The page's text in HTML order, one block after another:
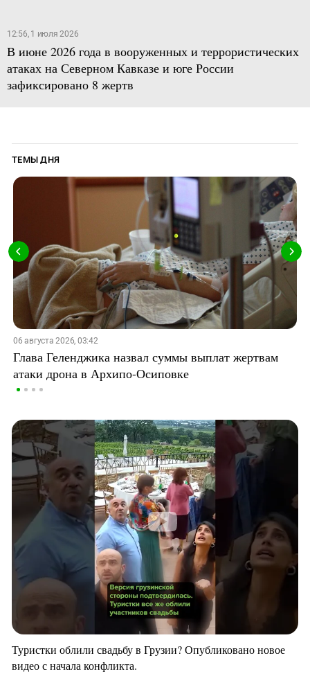
12:56, 1 июля 2026
В июне 2026 года в вооруженных и террористических
атаках на Северном Кавказе и юге России
зафиксировано 8 жертв
ТЕМЫ ДНЯ
06 августа 2026, 03:42
Глава Геленджика назвал суммы выплат жертвам
атаки дрона в Архипо-Осиповке
Туристки облили свадьбу в Грузии? Опубликовано новое
видео с начала конфликта.